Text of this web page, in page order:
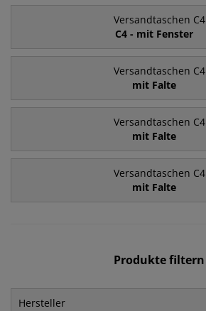
Versandtaschen C4
C4 - mit Fenster
Versandtaschen C4
mit Falte
Versandtaschen C4
mit Falte
Versandtaschen C4
mit Falte
Produkte filtern
Hersteller